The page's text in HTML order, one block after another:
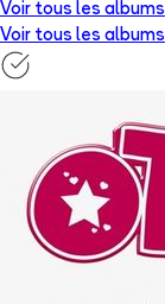
Voir tous les albums
Voir tous les albums